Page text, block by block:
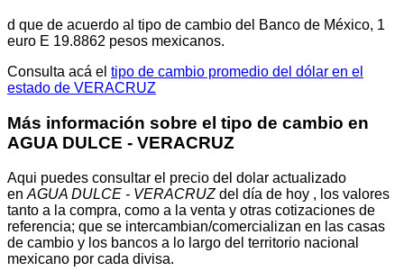
d que de acuerdo al tipo de cambio del Banco de México, 1
euro E 19.8862 pesos mexicanos.
Consulta acá el tipo de cambio promedio del dólar en el
estado de VERACRUZ
Más información sobre el tipo de cambio en
AGUA DULCE - VERACRUZ
Aqui puedes consultar el precio del dolar actualizado
en AGUA DULCE - VERACRUZdel día de hoy , los valores
tanto a la compra, como a la venta y otras cotizaciones de
referencia; que se intercambian/comercializan en las casas
de cambio y los bancos a lo largo del territorio nacional
mexicano por cada divisa.